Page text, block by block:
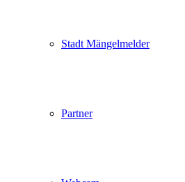
Stadt Mängelmelder
Partner